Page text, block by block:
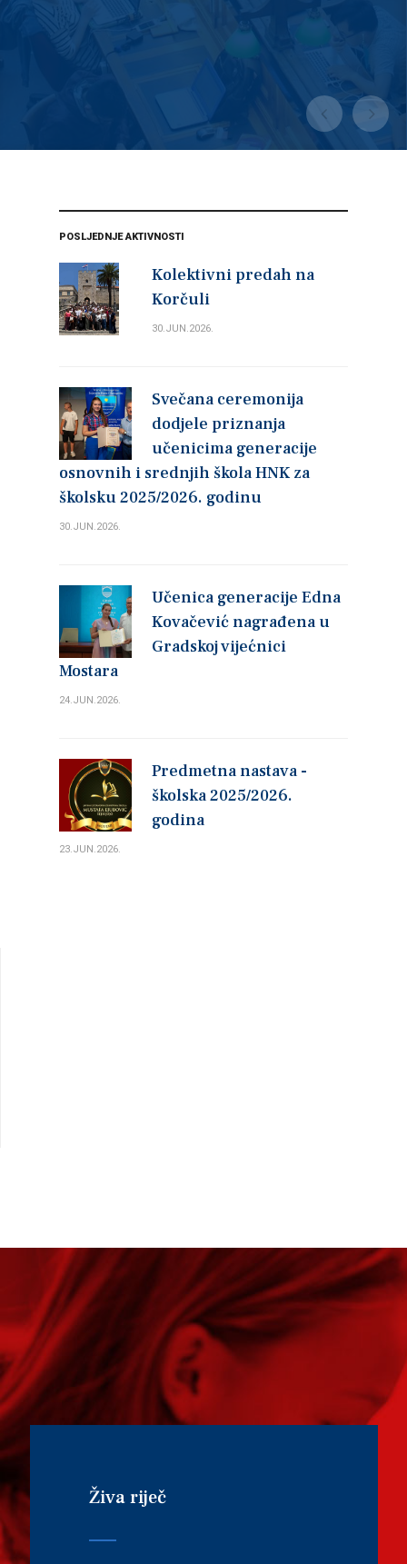
POSLJEDNJE AKTIVNOSTI
Kolektivni predah na
Korčuli
30.JUN.2026.
Svečana ceremonija
dodjele priznanja
učenicima generacije
osnovnih i srednjih škola HNK za
školsku 2025/2026. godinu
30.JUN.2026.
Učenica generacije Edna
Kovačević nagrađena u
Gradskoj vijećnici
Mostara
24.JUN.2026.
Predmetna nastava -
školska 2025/2026.
godina
23.JUN.2026.
Živa riječ